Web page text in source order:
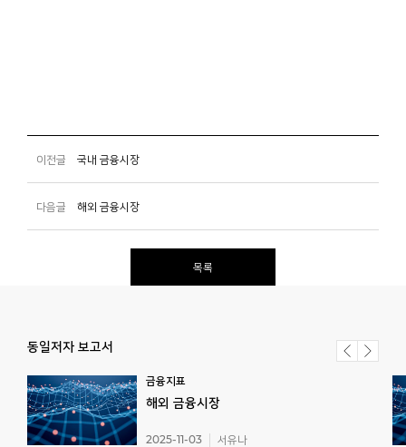
이전글 국내 금융시장
다음글 해외 금융시장
목록
동일저자 보고서
금융지표
해외 금융시장
2025-11-03 서유나